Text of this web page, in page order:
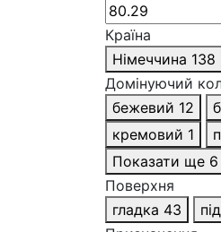
Країна
Німеччина 138
Домінуючий
бежевий 12
кремовий 1
Показати ще 6
Поверхня
гладка 43